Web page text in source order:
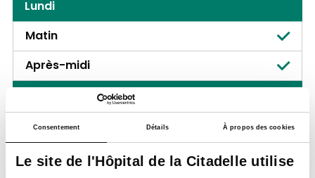
Consentement Détails À propos des cookies
Le site de l'Hôpital de la Citadelle utilise
Lundi
Matin
Après-midi
Matin
Après-midi